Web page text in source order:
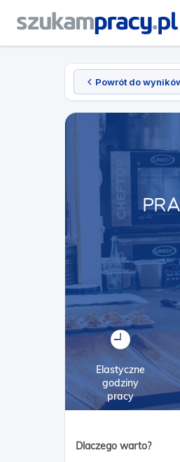
Powrót do
Elastyczne
godziny
pracy
Dlaczego warto?